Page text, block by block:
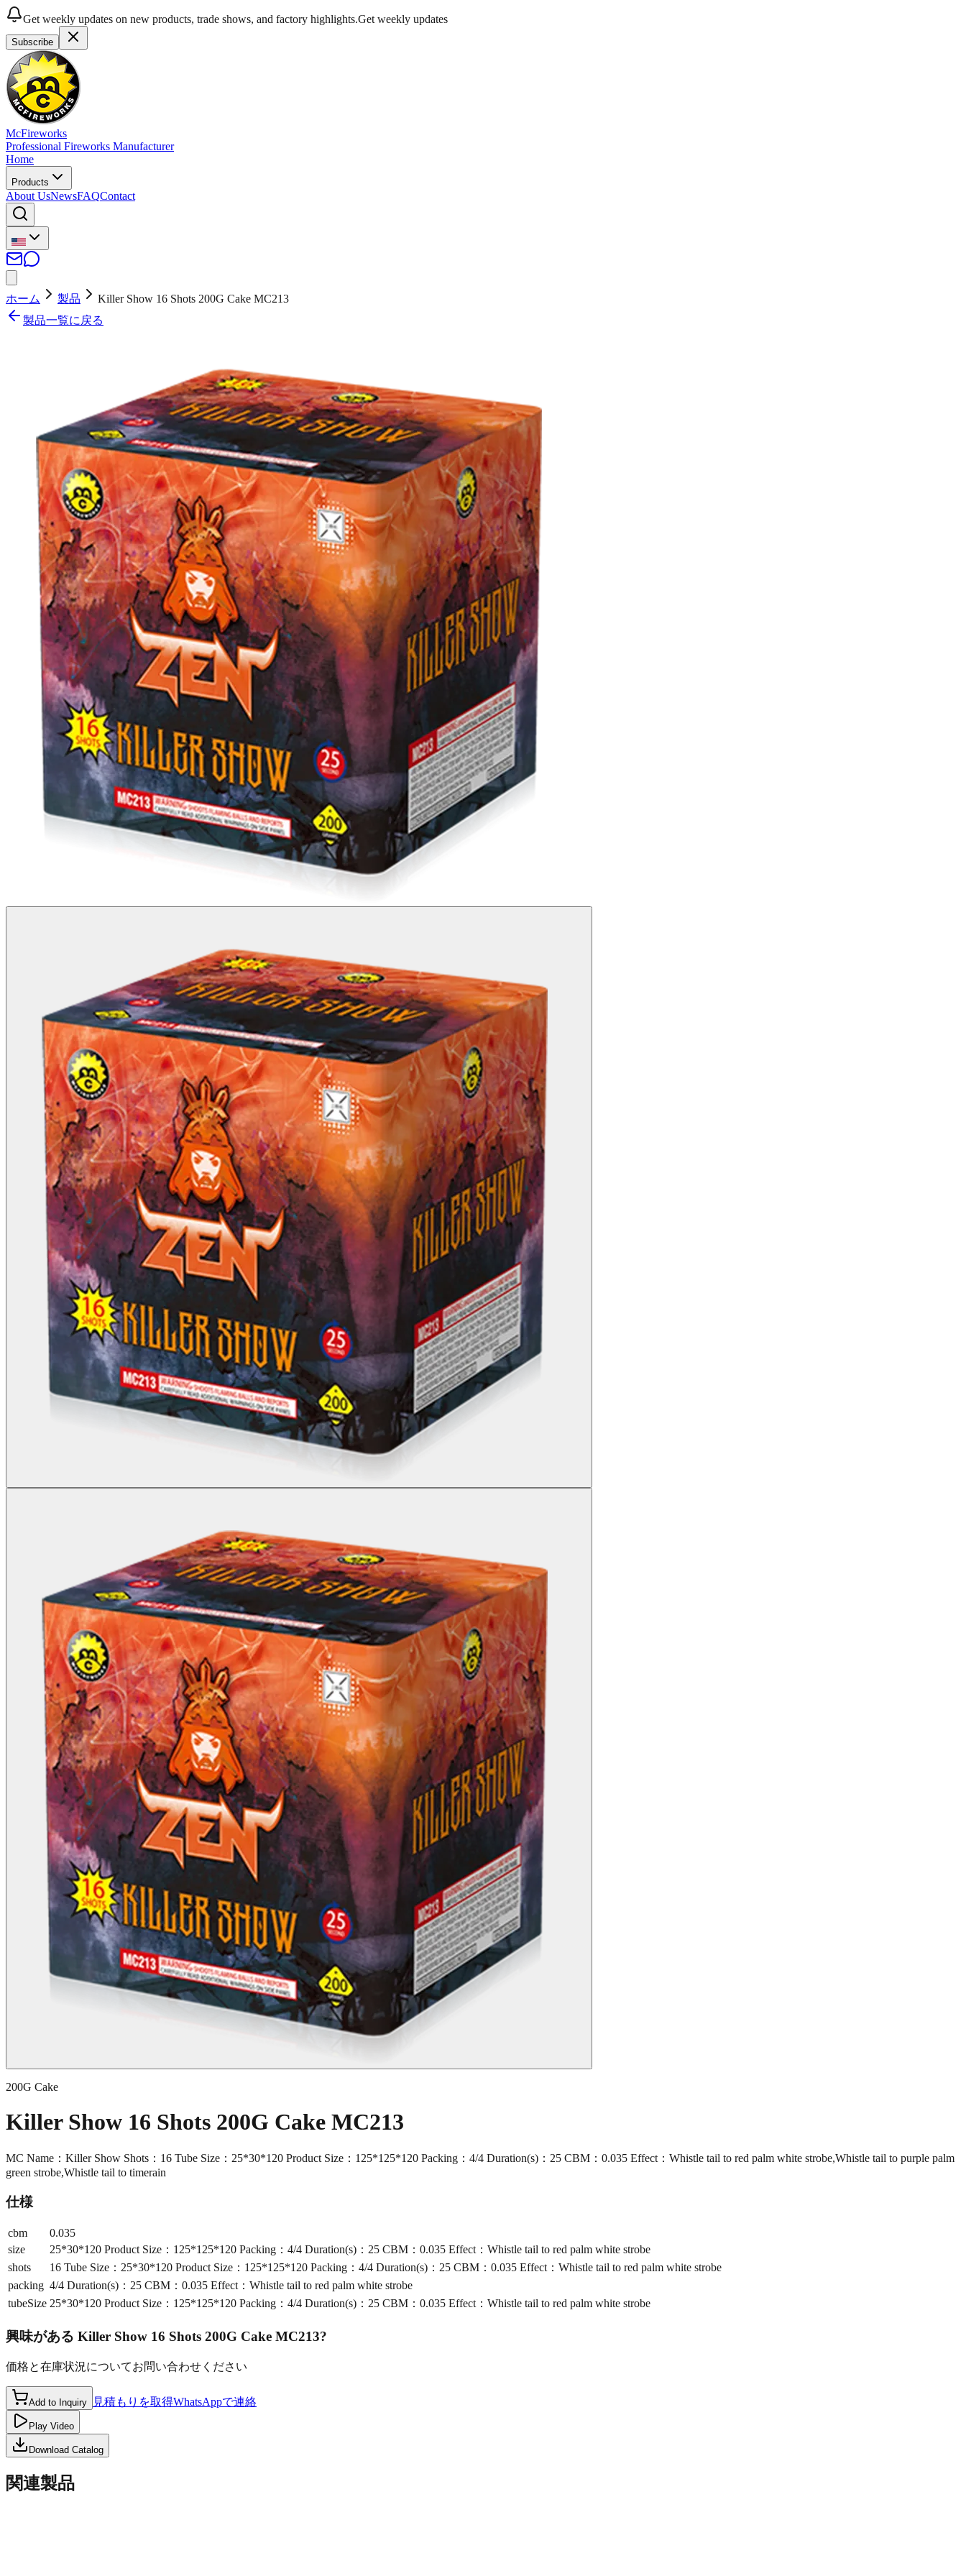
Get weekly updates on new products, trade shows, and factory highlights.Get weekly updates
Subscribe
McFireworks
Professional Fireworks Manufacturer
Home
Products
About UsNewsFAQContact
ホーム 製品
Killer Show 16 Shots 200G Cake MC213
製品一覧に戻る
200G Cake
Killer Show 16 Shots 200G Cake MC213
MC Name：Killer Show Shots：16 Tube Size：25*30*120 Product Size：125*125*120 Packing：4/4 Duration(s)：25 CBM：0.035 Effect：Whistle tail to red palm white strobe,Whistle tail to purple palm
green strobe,Whistle tail to timerain
仕様
cbm
0.035
size
25*30*120 Product Size：125*125*120 Packing：4/4 Duration(s)：25 CBM：0.035 Effect：Whistle tail to red palm white strobe
shots
16 Tube Size：25*30*120 Product Size：125*125*120 Packing：4/4 Duration(s)：25 CBM：0.035 Effect：Whistle tail to red palm white strobe
packing 4/4 Duration(s)：25 CBM：0.035 Effect：Whistle tail to red palm white strobe
tubeSize 25*30*120 Product Size：125*125*120 Packing：4/4 Duration(s)：25 CBM：0.035 Effect：Whistle tail to red palm white strobe
興味がある Killer Show 16 Shots 200G Cake MC213?
価格と在庫状況についてお問い合わせください
Add to Inquiry 見積もりを取得WhatsAppで連絡
Play Video
Download Catalog
関連製品